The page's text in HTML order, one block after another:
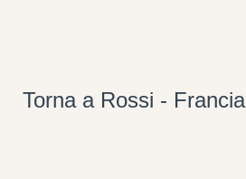
Torna a Rossi - Francia